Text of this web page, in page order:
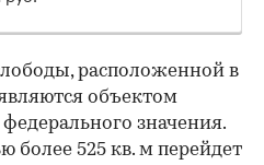
расположенной в
объектом
значения.
более 525 кв. м перейдет